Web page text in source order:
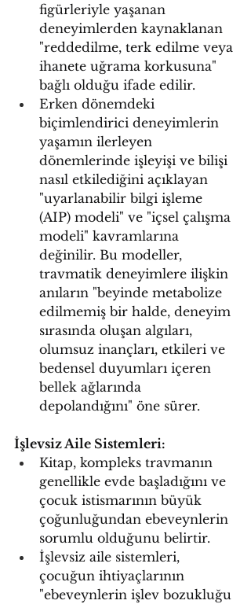
figürleriyle yaşanan
deneyimlerden kaynaklanan
"reddedilme, terk edilme veya
ihanete uğrama korkusuna"
bağlı olduğu ifade edilir.
Erken dönemdeki
biçimlendirici deneyimlerin
yaşamın ilerleyen
dönemlerinde işleyişi ve bilişi
nasıl etkilediğini açıklayan
"uyarlanabilir bilgi işleme
(AIP) modeli" ve "içsel çalışma
modeli" kavramlarına
değinilir. Bu modeller,
travmatik deneyimlere ilişkin
anıların "beyinde metabolize
edilmemiş bir halde, deneyim
sırasında oluşan algıları,
olumsuz inançları, etkileri ve
bedensel duyumları içeren
bellek ağlarında
depolandığını" öne sürer.
İşlevsiz Aile Sistemleri:
Kitap, kompleks travmanın
genellikle evde başladığını ve
çocuk istismarının büyük
çoğunluğundan ebeveynlerin
sorumlu olduğunu belirtir.
İşlevsiz aile sistemleri,
çocuğun ihtiyaçlarının
"ebeveynlerin işlev bozukluğu